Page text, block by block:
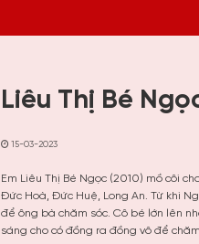
Liêu Thị Bé
15-03-2023
Em Liêu Thị Bé Ngọc (2010) mồ côi
Đức Hoà, Đức Huệ, Long An. Từ khi
để ông bà chăm sóc. Cô bé lớn lên
sáng cho có đồng ra đồng vô để